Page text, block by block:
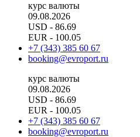
курс валюты
09.08.2026
USD - 86.69
EUR - 100.05
+7 (343) 385 60 67
booking@evroport.ru
курс валюты
09.08.2026
USD - 86.69
EUR - 100.05
+7 (343) 385 60 67
booking@evroport.ru